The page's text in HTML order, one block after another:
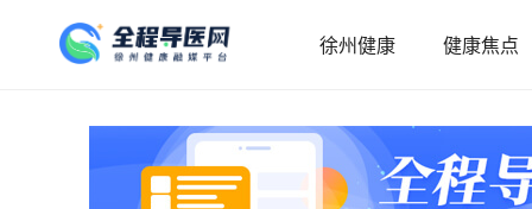
徐州健康 健康焦点